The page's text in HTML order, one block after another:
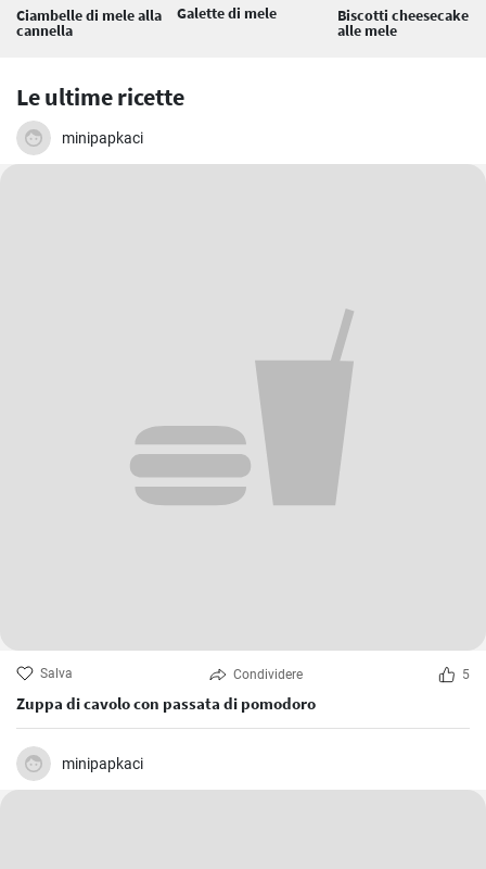
Ciambelle di mele alla
cannella
Galette di mele Biscotti cheesecake
alle mele
Le ultime ricette
minipapkaci
Salva Condividere 5
Zuppa di cavolo con passata di pomodoro
minipapkaci